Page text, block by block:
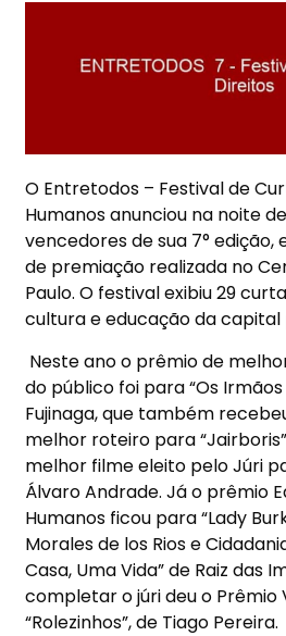
O Entretodos – Festival de
Humanos anunciou na noite
vencedores de sua 7°
de premiação realizada no
Paulo. O festival exibiu 29
cultura e educação da capital
Neste ano o prêmio de
do público foi para “Os Irmãos
Fujinaga, que também
melhor roteiro para
melhor filme eleito pelo Júri
Álvaro Andrade. Já o prêmio
Humanos ficou para “Lady
Morales de los Rios e
Casa, Uma Vida” de Raiz das
completar o júri deu o Prêmio
“Rolezinhos”, de Tiago Pereira.